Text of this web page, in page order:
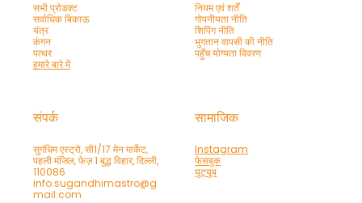
सभी प्रोडक्ट
सर्वाधिक बिकाऊ
यंत्र
कंगन
पत्थर
हमारे बारे में
नियम एवं शर्तें
गोपनीयता नीति
शिपिंग नीति
भुगतान वापसी की नीति
पहुँच योग्यता विवरण
संपर्क
सुगंधिम एस्ट्रो, सी1/17 मेन मार्केट,
पहली मंजिल, फेज़ 1 बुद्ध विहार, दिल्ली,
110086
info.sugandhimastro@g
mail.com
सामाजिक
Instagram
फेसबुक
यूट्यूब